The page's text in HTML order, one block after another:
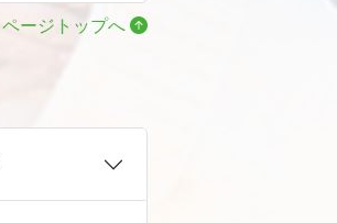
ページトップへ